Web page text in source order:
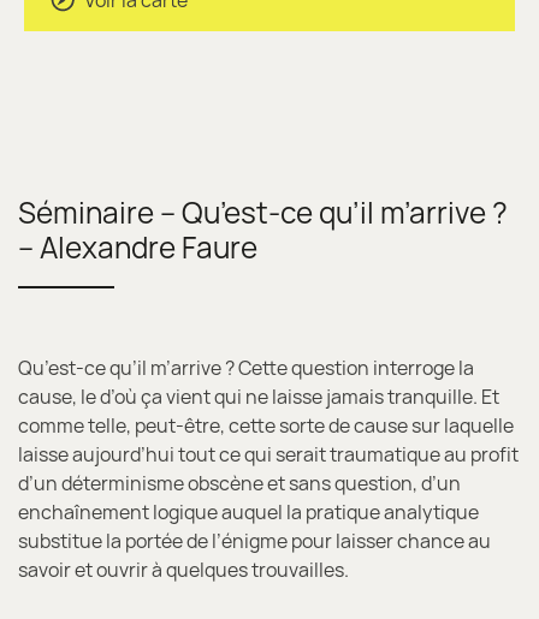
Séminaire – Qu’est-ce qu’il m’arrive ?
– Alexandre Faure
Qu’est-ce qu’il m’arrive ? Cette question interroge la
cause, le d’où ça vient qui ne laisse jamais tranquille. Et
comme telle, peut-être, cette sorte de cause sur laquelle
laisse aujourd’hui tout ce qui serait traumatique au profit
d’un déterminisme obscène et sans question, d’un
enchaînement logique auquel la pratique analytique
substitue la portée de l’énigme pour laisser chance au
savoir et ouvrir à quelques trouvailles.